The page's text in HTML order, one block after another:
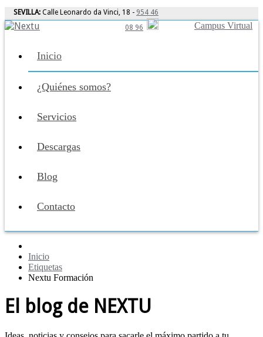
SEVILLA: Calle Leonardo da Vinci, 18 - 954 46
08 96
Campus Virtual
Inicio
¿Quiénes somos?
Servicios
Descargas
Blog
Contacto
Inicio
Etiquetas
Nextu Formación
El blog de NEXTU